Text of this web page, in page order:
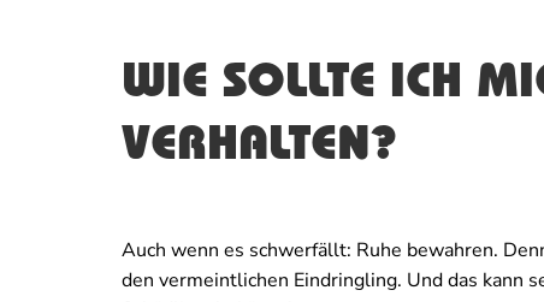
WIE SOLLTE ICH
VERHALTEN?
Auch wenn es schwerfällt: Ruhe bewahren.
den vermeintlichen Eindringling. Und das kann